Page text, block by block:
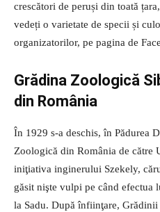
crescători de peruși din toată
vedeți o varietate de specii și
organizatorilor, pe pagina de
Grădina Zoologică
din România
În 1929 s-a deschis, în Pădurea
Zoologică din România de către
iniţiativa inginerului Szekely,
găsit nişte vulpi pe când efectua
la Sadu. După înfiinţare,